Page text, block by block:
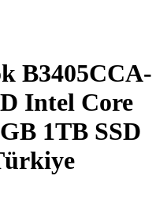
B3405CCA-
Intel Core
1TB SSD